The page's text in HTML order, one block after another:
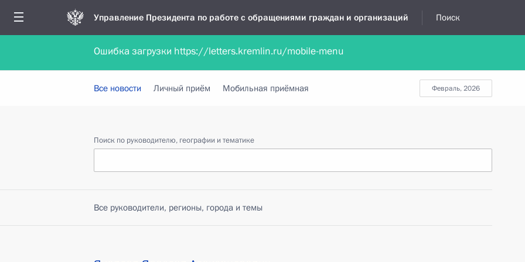
Управление Президента по работе с обращениями граждан и организаций Поиск
Обратиться в форме электронного документа Обратиться в устной форме
февраль, 2026
Все новости Личный приём Мобильная приёмная
Поиск по руководителю, географии и тематике
Все руководители, регионы, города и темы
Ошибка загрузки https://letters.kremlin.ru/mobile-menu